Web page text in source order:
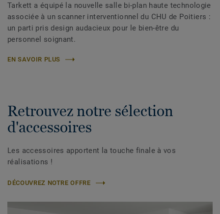
Tarkett a équipé la nouvelle salle bi-plan haute technologie
associée à un scanner interventionnel du CHU de Poitiers :
un parti pris design audacieux pour le bien-être du
personnel soignant.
EN SAVOIR PLUS
Retrouvez notre sélection
d'accessoires
Les accessoires apportent la touche finale à vos
réalisations !
DÉCOUVREZ NOTRE OFFRE